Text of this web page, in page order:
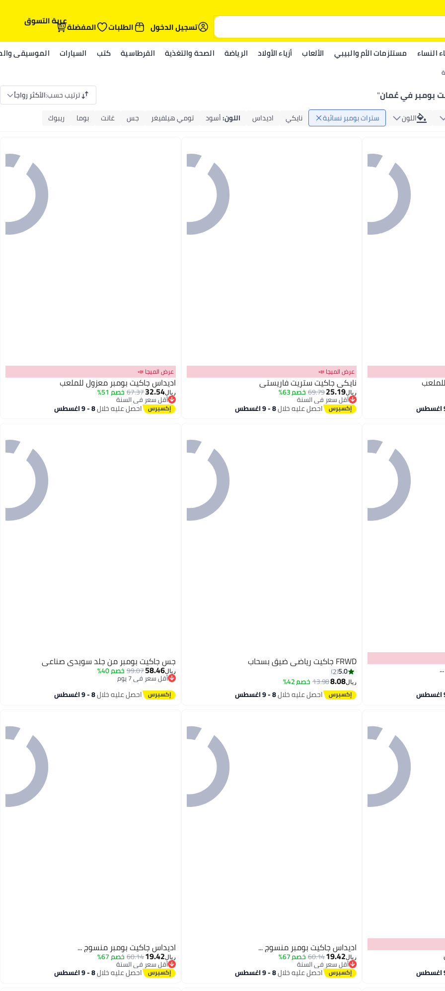
تسجيل الدخول
الطلبات المفضلةعربة التسوق
النساء مستلزمات الأم والبيبي الألعاب أزياء الأولاد الرياضة الصحة والتغذية القرطاسية كتب السيارات الموسيقى
بومبر في عُمان" ترتيب حسب:الأكثر رواجاً
اللون سترات بومبر نسائية نايكي اديداس اللون:أسود تومي هيلفيغر جس غانت بوما ريبوك
2
عرض الميجا 📣
نايكي جاكيت ستريت فاريستي
ريال25.19
69.79خصم 63%
أقل سعر في السنة
أقل سعر في السنة
احصل عليه خلال8 - 9 اغسطس 2
عرض الميجا 📣
اديداس جاكيت بومبر معزول للملعب
ريال32.54
67.37 خصم 51%
أقل سعر في السنة
أقل سعر في السنة
احصل عليه خلال8 - 9 اغسطس
FRWD جاكيت رياضي ضيق بسحاب
5.0
2
ريال8.08
13.98خصم 42%
احصل عليه خلال8 - 9 اغسطس
جس جاكيت بومبر من جلد سويدي صناعي
ريال58.46
99.07 خصم 40%
أقل سعر في 7 يوم
أقل سعر في 7 يوم
احصل عليه خلال8 - 9 اغسطس
5
اديداس جاكيت بومبر منسوج ...
ريال19.42
60.14خصم 67%
أقل سعر في السنة
أقل سعر في السنة
احصل عليه خلال8 - 9 اغسطس 5
اديداس جاكيت بومبر منسوج ...
ريال19.42
60.14 خصم 67%
أقل سعر في السنة
أقل سعر في السنة
احصل عليه خلال8 - 9 اغسطس